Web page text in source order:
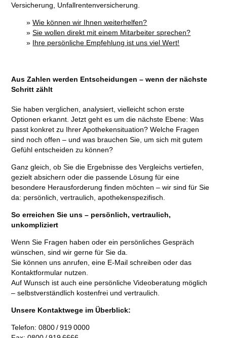
Versicherung, Unfallrentenversicherung.
»Wie können wir Ihnen weiterhelfen?
»Sie wollen direkt mit einem Mitarbeiter sprechen?
» Ihre persönliche Empfehlung ist uns viel Wert!
Aus Zahlen werden Entscheidungen – wenn der nächste
Schritt zählt
Sie haben verglichen, analysiert, vielleicht schon erste
Optionen erkannt. Jetzt geht es um die nächste Ebene: Was
passt konkret zu Ihrer Apothekensituation? Welche Fragen
sind noch offen – und was brauchen Sie, um sich mit gutem
Gefühl entscheiden zu können?
Ganz gleich, ob Sie die Ergebnisse des Vergleichs vertiefen,
gezielt absichern oder die passende Lösung für eine
besondere Herausforderung finden möchten – wir sind für Sie
da: persönlich, vertraulich, apothekenspezifisch.
So erreichen Sie uns – persönlich, vertraulich,
unkompliziert
Wenn Sie Fragen haben oder ein persönliches Gespräch
wünschen, sind wir gerne für Sie da.
Sie können uns anrufen, eine E-Mail schreiben oder das
Kontaktformular nutzen.
Auf Wunsch ist auch eine persönliche Videoberatung möglich
– selbstverständlich kostenfrei und vertraulich.
Unsere Kontaktwege im Überblick:
Telefon: 0800 / 919 0000